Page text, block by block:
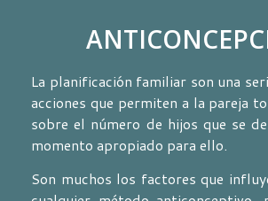
La planificación familiar son una
acciones que permiten a la pareja
sobre el número de hijos que se
momento apropiado para ello.
Son muchos los factores que